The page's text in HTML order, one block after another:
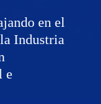
en el
Industria
e